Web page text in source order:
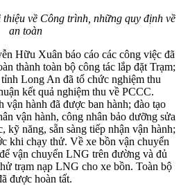
về Công trình, những quy định về
an toàn
Hữu Xuân báo cáo các công việc đã
thành toàn bộ công tác lắp đặt Trạm;
Long An đã tổ chức nghiệm thu
kết quả nghiệm thu về PCCC.
hành đã được ban hành; đào tạo
vận hành, công nhân bảo dưỡng sửa
kỹ năng, sẵn sàng tiếp nhận vận hành;
khi chạy thử. Về xe bồn vận chuyển
vận chuyển LNG trên đường và đủ
trạm nạp LNG cho xe bồn. Toàn bộ
được hoàn tất.